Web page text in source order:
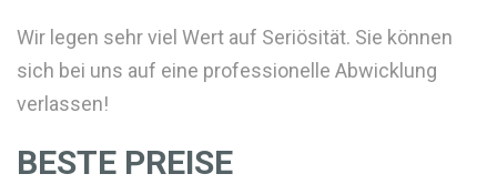
Wir legen sehr viel Wert auf Seriösität. Sie können
sich bei uns auf eine professionelle Abwicklung
verlassen!
BESTE PREISE